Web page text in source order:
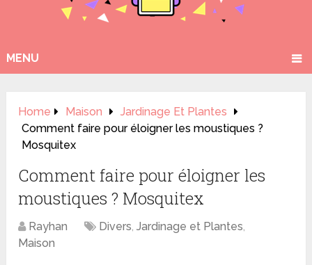
MENU
Home Maison
Jardinage Et Plantes
Comment faire pour éloigner les moustiques ?
Mosquitex
Comment faire pour éloigner les
moustiques ? Mosquitex
Rayhan Divers,Jardinage et Plantes,
Maison